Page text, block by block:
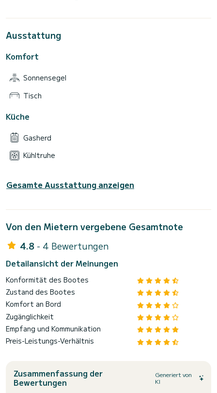
Ausstattung
Komfort
Sonnensegel
Tisch
Küche
Gasherd
Kühltruhe
Gesamte Ausstattung anzeigen
Von den Mietern vergebene Gesamtnote
4.8 - 4 Bewertungen
Detailansicht der Meinungen
Konformität des Bootes
Zustand des Bootes
Komfort an Bord
Zugänglichkeit
Empfang und Kommunikation
Preis-Leistungs-Verhältnis
Zusammenfassung der
Bewertungen
Generiert von
KI